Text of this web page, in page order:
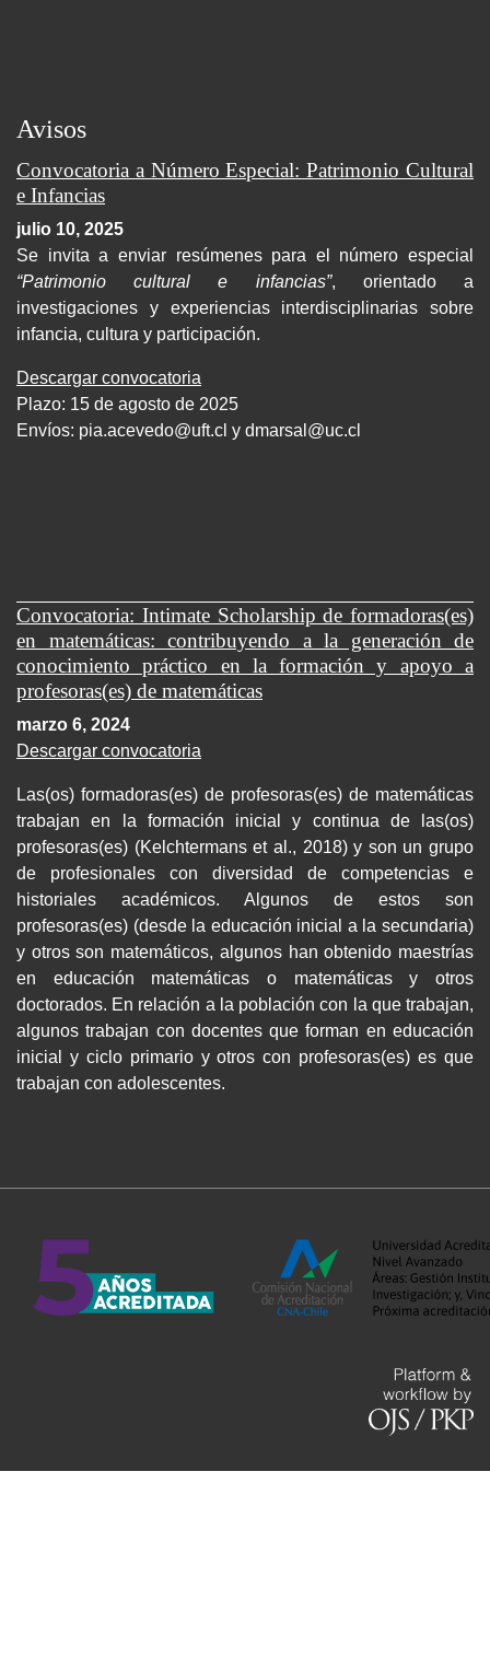
Avisos
Convocatoria a Número Especial: Patrimonio Cultural
e Infancias
julio 10, 2025
Se invita a enviar resúmenes para el número especial
“Patrimonio cultural e infancias”, orientado a
investigaciones y experiencias interdisciplinarias sobre
infancia, cultura y participación.
Descargar convocatoria
Plazo: 15 de agosto de 2025
Envíos: pia.acevedo@uft.cl y dmarsal@uc.cl
Convocatoria: Intimate Scholarship de formadoras(es)
en matemáticas: contribuyendo a la generación de
conocimiento práctico en la formación y apoyo a
profesoras(es) de matemáticas
marzo 6, 2024
Descargar convocatoria
Las(os) formadoras(es) de profesoras(es) de matemáticas
trabajan en la formación inicial y continua de las(os)
profesoras(es) (Kelchtermans et al., 2018) y son un grupo
de profesionales con diversidad de competencias e
historiales académicos. Algunos de estos son
profesoras(es) (desde la educación inicial a la secundaria)
y otros son matemáticos, algunos han obtenido maestrías
en educación matemáticas o matemáticas y otros
doctorados. En relación a la población con la que trabajan,
algunos trabajan con docentes que forman en educación
inicial y ciclo primario y otros con profesoras(es) es que
trabajan con adolescentes.